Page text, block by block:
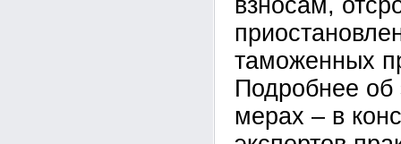
взносам,
таможенных
Подробнее об
мерах – в